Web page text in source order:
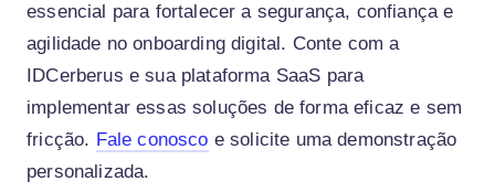
essencial para fortalecer a segurança, confiança e
agilidade no onboarding digital. Conte com a
IDCerberus e sua plataforma SaaS para
implementar essas soluções de forma eficaz e sem
fricção. Fale conosco e solicite uma demonstração
personalizada.